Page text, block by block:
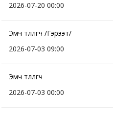
2026-07-20 00:00
Эмч төлөөлөгч /Гэрээт/
2026-07-03 09:00
Эмч төлөөлөгч
2026-07-03 00:00